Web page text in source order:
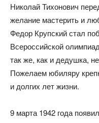
Николай Тихонович
желание мастерить и
Федор Крупский стал
Всероссийской
так же, как и дедушка,
Пожелаем юбиляру
и долгих лет жизни.
9 марта 1942 года